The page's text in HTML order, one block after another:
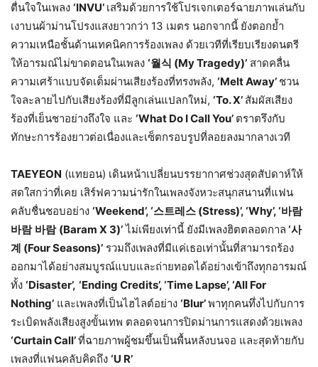
ตื่นใจในเพลง ‘INVU’ เสริมด้วยการใช้โปรเจกเตอร์ฉายภาพเล่นกับ
เงาบนผ้าม่านโปรงแสงยาวกว่า 13 เมตร นอกจากนี้ ยังตอกย้ำ
ความเหนือชั้นด้านเทคนิคการร้องเพลง ด้วยเวทีที่เรียบเรียงดนตรี
ให้อารมณ์ไม่ขาดตอนในเพลง ‘월식 (My Tragedy)’ สาดคลื่น
ความเศร้าแบบจัดเต็มผ่านเสียงร้องที่ทรงพลัง, ‘Melt Away’ ชวน
ใจละลายไปกับเสียงร้องที่มีลูกเล่นแปลกใหม่, ‘To. X’ สัมผัสเสียง
ร้องที่เย็นชาอย่างถึงใจ และ ‘What Do I Call You’ ตราตรึงกับ
ทักษะการร้องยาวต่อเนื่องและเซ็ตกรอบรูปที่ลอยลงมากลางเวที
TAEYEON (แทยอน) เดินหน้าเปลี่ยนบรรยากาศช่วงสุดสัปดาห์ให้
สดใสกว่าที่เคย เสิร์ฟความน่ารักในเพลงจังหวะสนุกสนานที่แฟน
คลับชื่นชอบอย่าง ‘Weekend’, ‘스트레스 (Stress)’, ‘Why’, ‘바람
바람 바람 (Baram X 3)’ไม่เพียงเท่านี้ ยังมีเพลงฮิตตลอดกาล ‘사
계 (Four Seasons)’ รวมถึงเพลงที่มีแค่เธอเท่านั้นที่สามารถร้อง
ออกมาได้อย่างสมบูรณ์แบบและถ่ายทอดได้อย่างเข้าถึงทุกอารมณ์
ทั้ง ‘Disaster’, ‘Ending Credits’, ‘Time Lapse’, ‘All For
Nothing’ และเพลงที่เป็นไฮไลต์อย่าง ‘Blur’พาทุกคนทึ่งไปกับการ
ระเบิดพลังเสียงสูงขั้นเทพ ตลอดจนการปิดม่านการแสดงด้วยเพลง
‘Curtain Call’ที่ฉายภาพผู้ชมขึ้นเป็นพื้นหลังบนจอ และสุดท้ายกับ
เพลงที่แฟนคลับคิดถึง ‘U R’